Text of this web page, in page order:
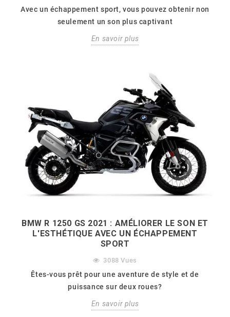
Avec un échappement sport, vous pouvez obtenir non
seulement un son plus captivant
En savoir plus
BMW R 1250 GS 2021 : AMÉLIORER LE SON ET
L'ESTHÉTIQUE AVEC UN ÉCHAPPEMENT
SPORT
3088Vues
Êtes-vous prêt pour une aventure de style et de
puissance sur deux roues?
En savoir plus